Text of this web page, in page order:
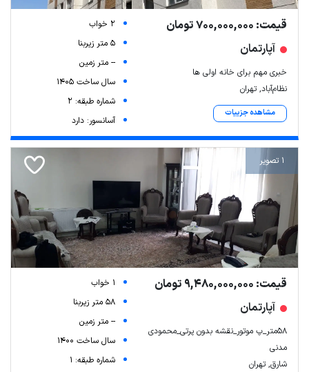
Leaflet | Map data © ariamarz.com
قیمت: 700,000,000 تومان
آپارتمان
خبری مهم برای خانه اولی ها
نظام‌آباد, تهران
مشاهده جزییات
2 خواب
5 متر زیربنا
-- متر زمین
سال ساخت 1405
شماره طبقه: 2
آسانسور: دارد
1 تصویر
قیمت: 9,480,000,000 تومان
آپارتمان
۵۸متر_پ موتور_نقشه بدون پرتی_محمودی
مدنی
شارق, تهران
1 خواب
58 متر زیربنا
-- متر زمین
سال ساخت 1400
شماره طبقه: 1